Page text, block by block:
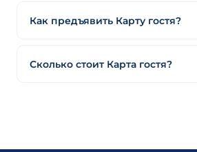
Как предъявить Карту гостя?
Сколько стоит Карта гостя?